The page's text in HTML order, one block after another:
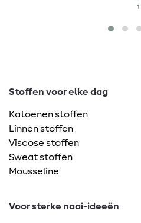
1
Stoffen voor elke dag
Katoenen stoffen
Linnen stoffen
Viscose stoffen
Sweat stoffen
Mousseline
Voor sterke naai-ideeën